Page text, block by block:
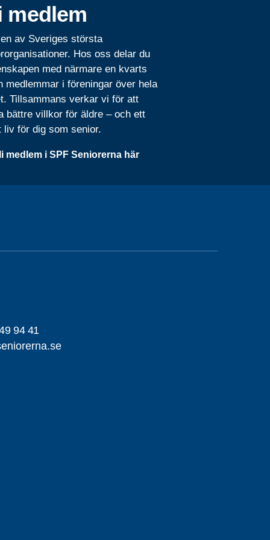
medlem
av Sveriges största
Hos oss delar du
med närmare en kvarts
medlemmar i föreningar över hela
Tillsammans verkar vi för att
bättre villkor för äldre – och ett
liv för dig som senior.
medlem i SPF Seniorerna här
94 41